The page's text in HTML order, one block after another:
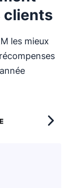
clients
les mieux